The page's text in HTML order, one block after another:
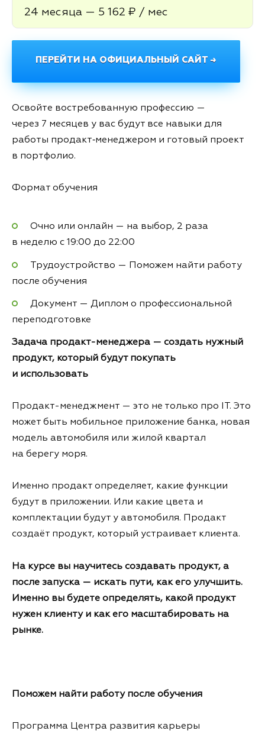
24 месяца — 5 162 ₽ / мес
ПЕРЕЙТИ НА ОФИЦИАЛЬНЫЙ САЙТ →
Освойте востребованную профессию —
через 7 месяцев у вас будут все навыки для
работы продакт‑менеджером и готовый проект
в портфолио.
Формат обучения
Очно или онлайн — на выбор, 2 раза
в неделю с 19:00 до 22:00
Трудоустройство — Поможем найти работу
после обучения
Документ — Диплом о профессиональной
переподготовке
Задача продакт-менеджера — создать нужный
продукт, который будут покупать
и использовать
Продакт-менеджмент — это не только про IT. Это
может быть мобильное приложение банка, новая
модель автомобиля или жилой квартал
на берегу моря.
Именно продакт определяет, какие функции
будут в приложении. Или какие цвета и
комплектации будут у автомобиля. Продакт
создаёт продукт, который устраивает клиента.
На курсе вы научитесь создавать продукт, а
после запуска — искать пути, как его улучшить.
Именно вы будете определять, какой продукт
нужен клиенту и как его масштабировать на
рынке.
Поможем найти работу после обучения
Программа Центра развития карьеры